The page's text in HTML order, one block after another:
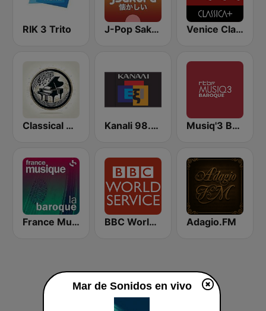
RIK 3 Trito J-Pop Sakura 懐かしい Venice Classic Radio | VCR Classica+
Classical Music Radio Kanali 98.6 FM Musiq'3 Baroque (RTBF)
France Musique La Baroque BBC World Service Adagio.FM
Mar de Sonidos en vivo